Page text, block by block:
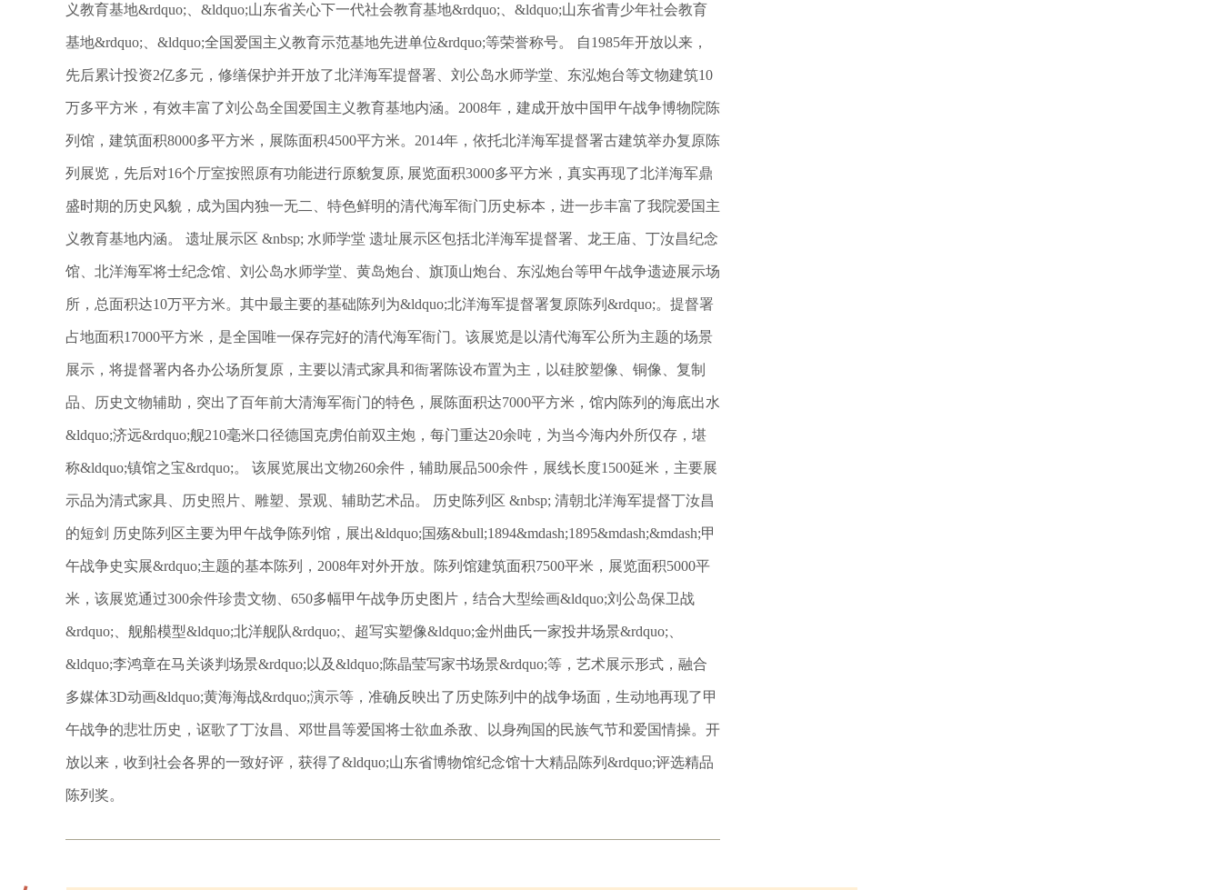
义教育基地&rdquo;、&ldquo;山东省关心下一代社会教育基地&rdquo;、&ldquo;山东省青少年社会教育
基地&rdquo;、&ldquo;全国爱国主义教育示范基地先进单位&rdquo;等荣誉称号。 自1985年开放以来，
先后累计投资2亿多元，修缮保护并开放了北洋海军提督署、刘公岛水师学堂、东泓炮台等文物建筑10
万多平方米，有效丰富了刘公岛全国爱国主义教育基地内涵。2008年，建成开放中国甲午战争博物院陈
列馆，建筑面积8000多平方米，展陈面积4500平方米。2014年，依托北洋海军提督署古建筑举办复原陈
列展览，先后对16个厅室按照原有功能进行原貌复原, 展览面积3000多平方米，真实再现了北洋海军鼎
盛时期的历史风貌，成为国内独一无二、特色鲜明的清代海军衙门历史标本，进一步丰富了我院爱国主
义教育基地内涵。 遗址展示区 &nbsp; 水师学堂 遗址展示区包括北洋海军提督署、龙王庙、丁汝昌纪念
馆、北洋海军将士纪念馆、刘公岛水师学堂、黄岛炮台、旗顶山炮台、东泓炮台等甲午战争遗迹展示场
所，总面积达10万平方米。其中最主要的基础陈列为&ldquo;北洋海军提督署复原陈列&rdquo;。提督署
占地面积17000平方米，是全国唯一保存完好的清代海军衙门。该展览是以清代海军公所为主题的场景
展示，将提督署内各办公场所复原，主要以清式家具和衙署陈设布置为主，以硅胶塑像、铜像、复制
品、历史文物辅助，突出了百年前大清海军衙门的特色，展陈面积达7000平方米，馆内陈列的海底出水
&ldquo;济远&rdquo;舰210毫米口径德国克虏伯前双主炮，每门重达20余吨，为当今海内外所仅存，堪
称&ldquo;镇馆之宝&rdquo;。 该展览展出文物260余件，辅助展品500余件，展线长度1500延米，主要展
示品为清式家具、历史照片、雕塑、景观、辅助艺术品。 历史陈列区 &nbsp; 清朝北洋海军提督丁汝昌
的短剑 历史陈列区主要为甲午战争陈列馆，展出&ldquo;国殇&bull;1894&mdash;1895&mdash;&mdash;甲
午战争史实展&rdquo;主题的基本陈列，2008年对外开放。陈列馆建筑面积7500平米，展览面积5000平
米，该展览通过300余件珍贵文物、650多幅甲午战争历史图片，结合大型绘画&ldquo;刘公岛保卫战
&rdquo;、舰船模型&ldquo;北洋舰队&rdquo;、超写实塑像&ldquo;金州曲氏一家投井场景&rdquo;、
&ldquo;李鸿章在马关谈判场景&rdquo;以及&ldquo;陈晶莹写家书场景&rdquo;等，艺术展示形式，融合
多媒体3D动画&ldquo;黄海海战&rdquo;演示等，准确反映出了历史陈列中的战争场面，生动地再现了甲
午战争的悲壮历史，讴歌了丁汝昌、邓世昌等爱国将士欲血杀敌、以身殉国的民族气节和爱国情操。开
放以来，收到社会各界的一致好评，获得了&ldquo;山东省博物馆纪念馆十大精品陈列&rdquo;评选精品
陈列奖。